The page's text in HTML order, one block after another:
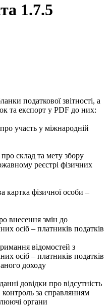
1.7.5
податкової звітності, а
та експорт у PDF до них:
участь у міжнародній
склад та мету збору
реєстрі фізичних
картка фізичної особи –
внесення змін до
осіб – платників податків
відомостей з
осіб – платників податків
доходу
довідки про відсутність
контроль за справлянням
органи